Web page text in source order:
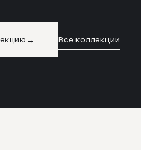
→ Все коллекции